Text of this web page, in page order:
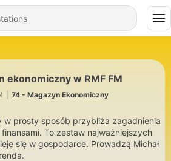
ekonomiczny w RMF FM
74 - Magazyn Ekonomiczny
w prosty sposób przybliża zagadnienia
To zestaw najważniejszych
się w gospodarce. Prowadzą Michał